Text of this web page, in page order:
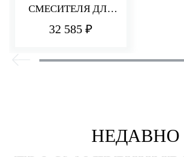
СМЕСИТЕЛЯ ДЛЯ
ДУША НА 2/3
32 585 ₽
НЕДАВНО